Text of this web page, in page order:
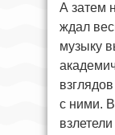
А затем
ждал
музыку
с ними.